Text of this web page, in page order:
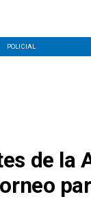
POLICIAL
de la